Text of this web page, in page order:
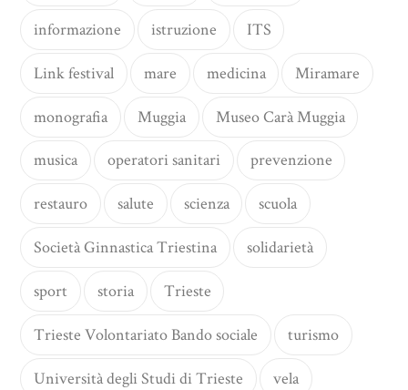
informazione istruzione ITS
Link festival mare medicina Miramare
monografia Muggia Museo Carà Muggia
musica operatori sanitari prevenzione
restauro salute scienza scuola
Società Ginnastica Triestina solidarietà
sport storia Trieste
Trieste Volontariato Bando sociale turismo
Università degli Studi di Trieste vela